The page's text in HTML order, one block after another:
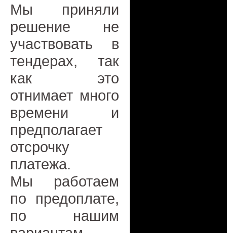
Мы приняли
решение не
участвовать в
тендерах, так
как это
отнимает много
времени и
предполагает
отсрочку
платежа.
Мы работаем
по предоплате,
по нашим